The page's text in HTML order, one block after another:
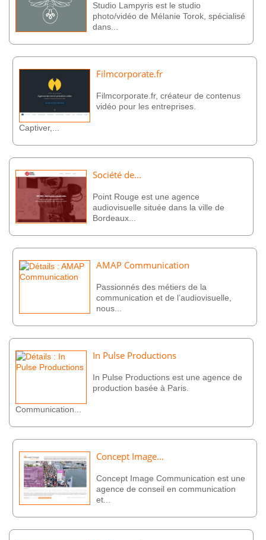
Studio Lampyris est le studio
photo/vidéo de Mélanie Torok, spécialisé
dans...
Filmcorporate.fr
Filmcorporate.fr, créateur de contenus
vidéo pour les entreprises.
Captiver,...
Société de...
Point Rouge est une agence
audiovisuelle située dans la ville de
Bordeaux...
AMAP Communication
Passionnés des métiers de la
communication et de l’audiovisuelle,
nous...
In Pulse Productions
In Pulse Productions est une agence de
production basée à Paris.
Communication...
Concept Image...
Concept Image Communication est une
agence de conseil en communication
et...